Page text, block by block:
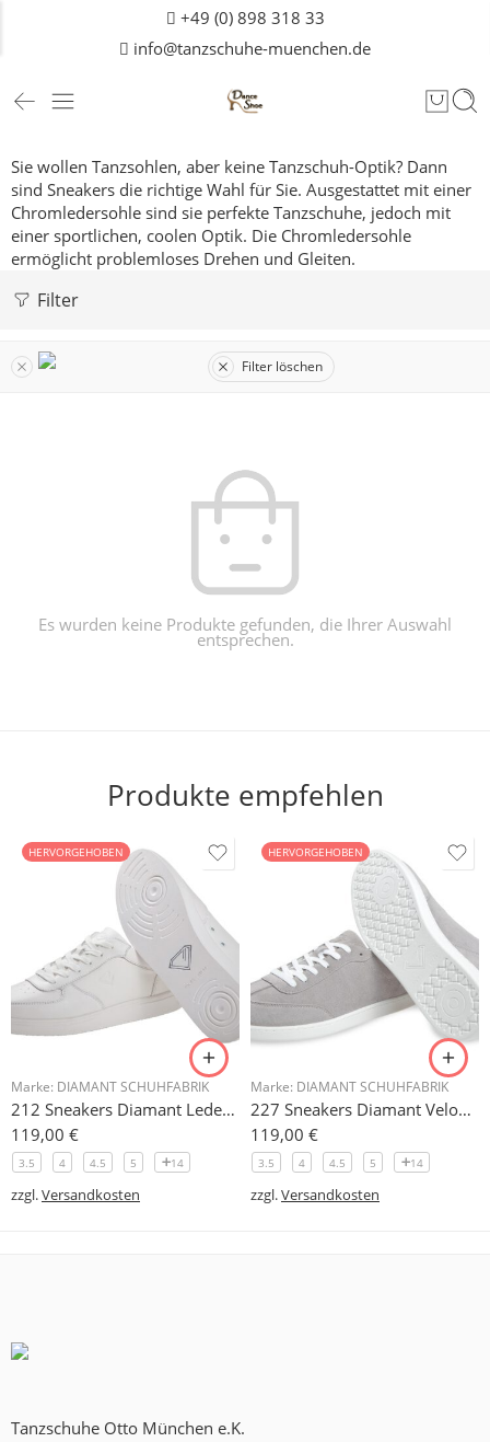
+49 (0) 898 318 33
info@tanzschuhe-muenchen.de
Sie wollen Tanzsohlen, aber keine Tanzschuh-Optik? Dann
sind Sneakers die richtige Wahl für Sie. Ausgestattet mit einer
Chromledersohle sind sie perfekte Tanzschuhe, jedoch mit
einer sportlichen, coolen Optik. Die Chromledersohle
ermöglicht problemloses Drehen und Gleiten.
Filter
Filter löschen
Es wurden keine Produkte gefunden, die Ihrer Auswahl
entsprechen.
Produkte empfehlen
HERVORGEHOBEN
Marke: DIAMANT SCHUHFABRIK
212 Sneakers Diamant Leder weiss, drehfreudige Kunststoffsohle
119,00 €
3.5 4 4.5 5 14
zzgl.Versandkosten
HERVORGEHOBEN
Marke: DIAMANT SCHUHFABRIK
227 Sneakers Diamant Veloursleder hellgrau, drehfreudige Kunststoffsohle
119,00 €
3.5 4 4.5 5 14
zzgl.Versandkosten
Tanzschuhe Otto München e.K.